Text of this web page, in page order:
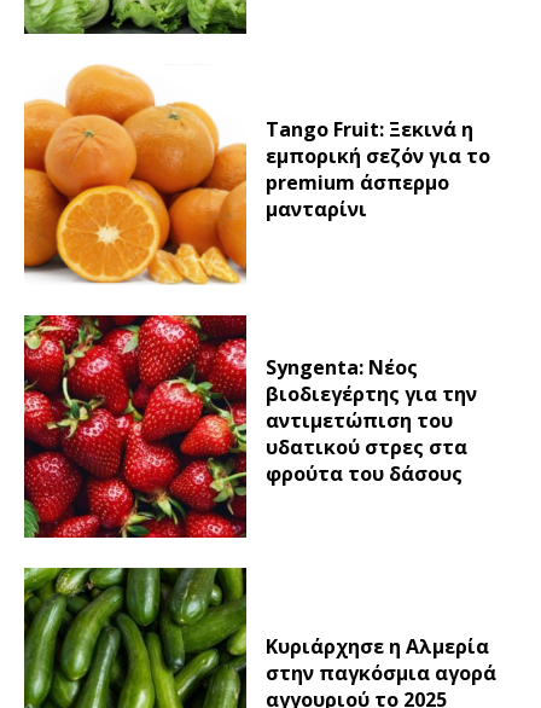
Tango Fruit: Ξεκινά η
εμπορική σεζόν για το
premium άσπερμο
μανταρίνι
Syngenta: Νέος
βιοδιεγέρτης για την
αντιμετώπιση του
υδατικού στρες στα
φρούτα του δάσους
Κυριάρχησε η Αλμερία
στην παγκόσμια αγορά
αγγουριού το 2025